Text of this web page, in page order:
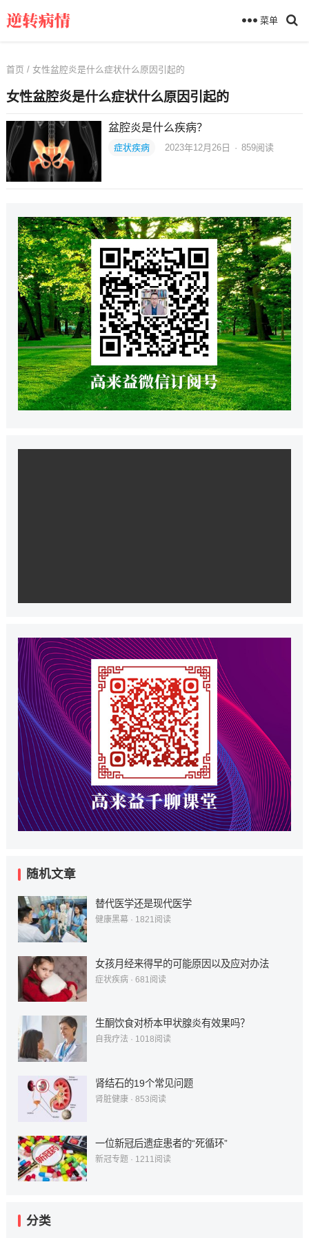
菜单
首页 / 女性盆腔炎是什么症状什么原因引起的
女性盆腔炎是什么症状什么原因引起的
盆腔炎是什么疾病？
症状疾病 2023年12月26日 · 859阅读
随机文章
替代医学还是现代医学
健康黑幕· 1821阅读
女孩月经来得早的可能原因以及应对办法
症状疾病· 681 阅读
生酮饮食对桥本甲状腺炎有效果吗？
自我疗法 · 1018阅读
肾结石的19个常见问题
肾脏健康· 853阅读
一位新冠后遗症患者的“死循环”
新冠专题· 1211 阅读
分类